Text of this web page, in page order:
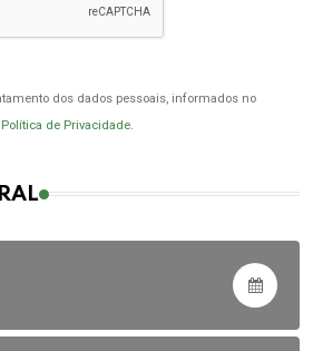
dos dados pessoais, informados no
Política de Privacidade.